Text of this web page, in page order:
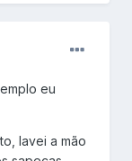
eu
lavei a mão